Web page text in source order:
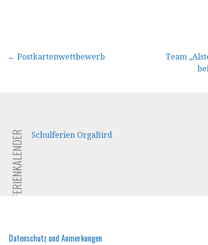
← Postkartenwettbewerb
Team
FERIENKALENDER Schulferien OrgaBird
Datenschutz und Anmerkungen